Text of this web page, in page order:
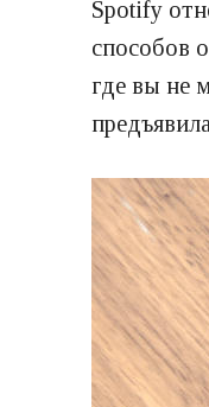
Spotify
способов
где вы не